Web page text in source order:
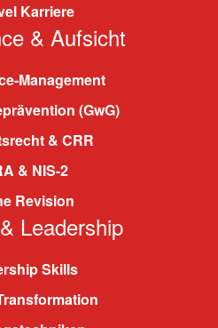
Karriere
& Aufsicht
Management
(GwG)
& CRR
& NIS-2
Revision
Leadership
Skills